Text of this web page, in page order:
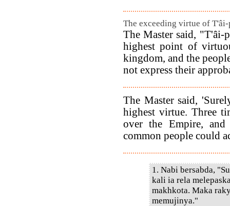
The exceeding virtue of T'âi-
The Master said, "T'âi-
highest point of
kingdom, and the
not express their
The Master said,
highest virtue. Three
over the Empire,
common people could
1. Nabi bersabda,
kali ia rela
makhkota. Maka
memujinya."